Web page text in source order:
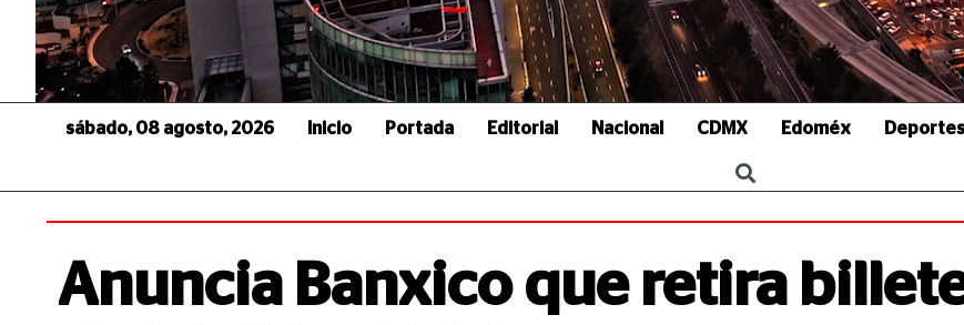
sábado, 08 agosto, 2026 Inicio Portada Editorial Nacional CDMX Edoméx Deportes
Anuncia Banxico que retira